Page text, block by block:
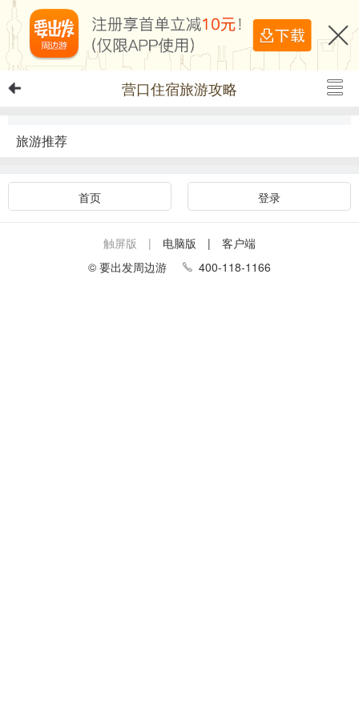
营口住宿旅游攻略
旅游推荐
首页 登录
触屏版 | 电脑版 | 客户端
© 要出发周边游
400-118-1166